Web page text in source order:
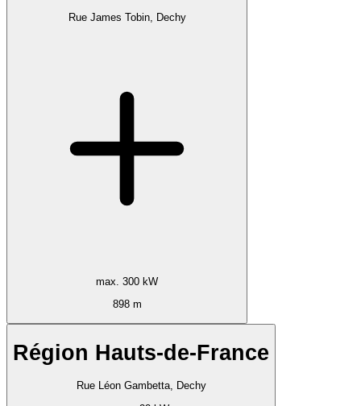
Rue James Tobin, Dechy
max. 300 kW
898 m
Région Hauts-de-France
Rue Léon Gambetta, Dechy